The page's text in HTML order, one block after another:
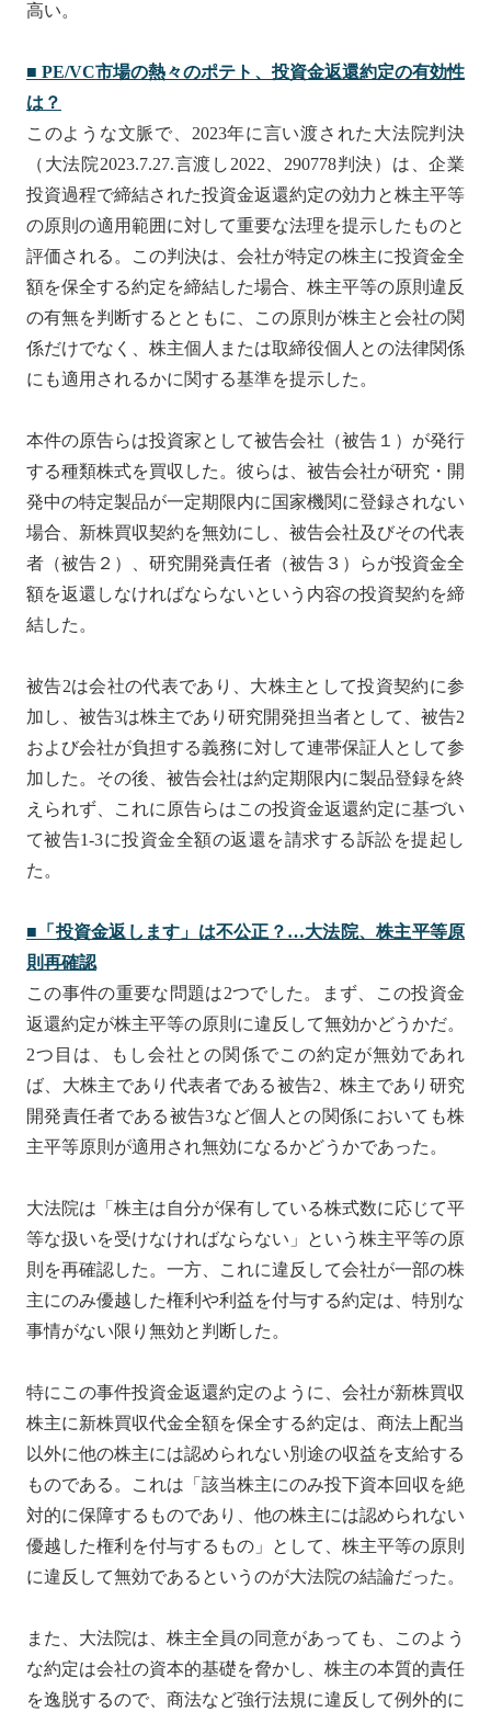
高い。
■ PE/VC市場の熱々のポテト、投資金返還約定の有効性
は？
このような文脈で、2023年に言い渡された大法院判決
（大法院2023.7.27.言渡し2022、290778判決）は、企業
投資過程で締結された投資金返還約定の効力と株主平等
の原則の適用範囲に対して重要な法理を提示したものと
評価される。この判決は、会社が特定の株主に投資金全
額を保全する約定を締結した場合、株主平等の原則違反
の有無を判断するとともに、この原則が株主と会社の関
係だけでなく、株主個人または取締役個人との法律関係
にも適用されるかに関する基準を提示した。
本件の原告らは投資家として被告会社（被告１）が発行
する種類株式を買収した。彼らは、被告会社が研究・開
発中の特定製品が一定期限内に国家機関に登録されない
場合、新株買収契約を無効にし、被告会社及びその代表
者（被告２）、研究開発責任者（被告３）らが投資金全
額を返還しなければならないという内容の投資契約を締
結した。
被告2は会社の代表であり、大株主として投資契約に参
加し、被告3は株主であり研究開発担当者として、被告2
および会社が負担する義務に対して連帯保証人として参
加した。その後、被告会社は約定期限内に製品登録を終
えられず、これに原告らはこの投資金返還約定に基づい
て被告1-3に投資金全額の返還を請求する訴訟を提起し
た。
■「投資金返します」は不公正？…大法院、株主平等原
則再確認
この事件の重要な問題は2つでした。まず、この投資金
返還約定が株主平等の原則に違反して無効かどうかだ。
2つ目は、もし会社との関係でこの約定が無効であれ
ば、大株主であり代表者である被告2、株主であり研究
開発責任者である被告3など個人との関係においても株
主平等原則が適用され無効になるかどうかであった。
大法院は「株主は自分が保有している株式数に応じて平
等な扱いを受けなければならない」という株主平等の原
則を再確認した。一方、これに違反して会社が一部の株
主にのみ優越した権利や利益を付与する約定は、特別な
事情がない限り無効と判断した。
特にこの事件投資金返還約定のように、会社が新株買収
株主に新株買収代金全額を保全する約定は、商法上配当
以外に他の株主には認められない別途の収益を支給する
ものである。これは「該当株主にのみ投下資本回収を絶
対的に保障するものであり、他の株主には認められない
優越した権利を付与するもの」として、株主平等の原則
に違反して無効であるというのが大法院の結論だった。
また、大法院は、株主全員の同意があっても、このよう
な約定は会社の資本的基礎を脅かし、株主の本質的責任
を逸脱するので、商法など強行法規に違反して例外的に